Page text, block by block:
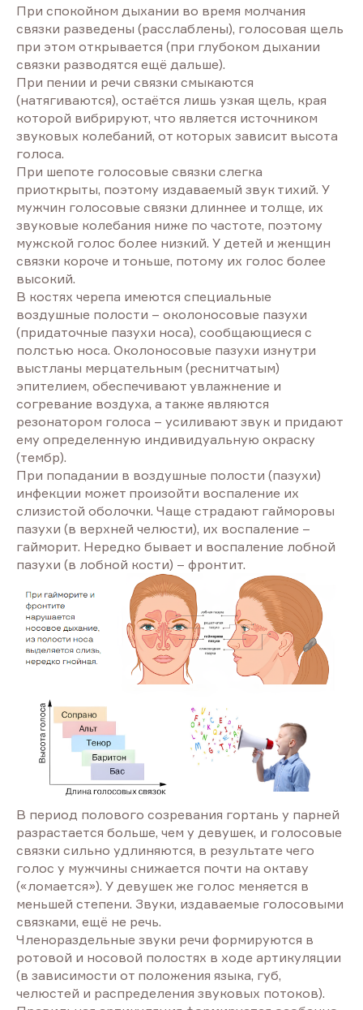
При спокойном дыхании во время молчания
связки разведены (расслаблены), голосовая щель
при этом открывается (при глубоком дыхании
связки разводятся ещё дальше).
При пении и речи связки смыкаются
(натягиваются), остаётся лишь узкая щель, края
которой вибрируют, что является источником
звуковых колебаний, от которых зависит высота
голоса.
При шепоте голосовые связки слегка
приоткрыты, поэтому издаваемый звук тихий. У
мужчин голосовые связки длиннее и толще, их
звуковые колебания ниже по частоте, поэтому
мужской голос более низкий. У детей и женщин
связки короче и тоньше, потому их голос более
высокий.
В костях черепа имеются специальные
воздушные полости – околоносовые пазухи
(придаточные пазухи носа), сообщающиеся с
полстью носа. Околоносовые пазухи изнутри
выстланы мерцательным (реснитчатым)
эпителием, обеспечивают увлажнение и
согревание воздуха, а также являются
резонатором голоса – усиливают звук и придают
ему определенную индивидуальную окраску
(тембр).
При попадании в воздушные полости (пазухи)
инфекции может произойти воспаление их
слизистой оболочки. Чаще страдают гайморовы
пазухи (в верхней челюсти), их воспаление –
гайморит. Нередко бывает и воспаление лобной
пазухи (в лобной кости) – фронтит.
В период полового созревания гортань у парней
разрастается больше, чем у девушек, и голосовые
связки сильно удлиняются, в результате чего
голос у мужчины снижается почти на октаву
(«ломается»). У девушек же голос меняется в
меньшей степени. Звуки, издаваемые голосовыми
связками, ещё не речь.
Членораздельные звуки речи формируются в
ротовой и носовой полостях в ходе артикуляции
(в зависимости от положения языка, губ,
челюстей и распределения звуковых потоков).